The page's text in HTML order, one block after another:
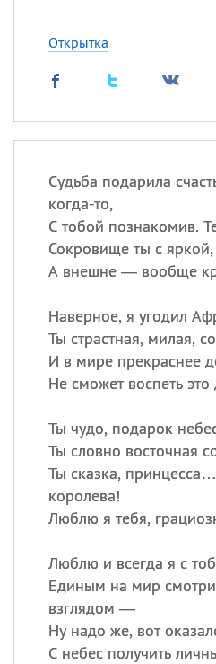
Открытка
Судьба подарила
когда-то,
С тобой познакомив.
Сокровище ты с
А внешне — вообще
Наверное, я угодил
Ты страстная, милая,
И в мире прекраснее
Не сможет воспеть это
Ты чудо, подарок
Ты словно восточная
Ты сказка,
королева!
Люблю я тебя,
Люблю и всегда я с
Единым на мир
взглядом —
Ну надо же, вот
С небес получить